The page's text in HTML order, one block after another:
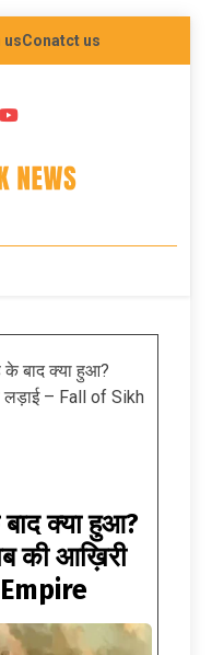
usConatct us
NEWS
के बाद क्या हुआ?
लड़ाई – Fall of Sikh
क्या हुआ?
की आख़िरी